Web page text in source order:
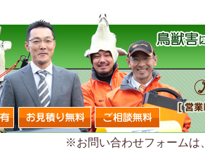
※お問い合わせフォームは、